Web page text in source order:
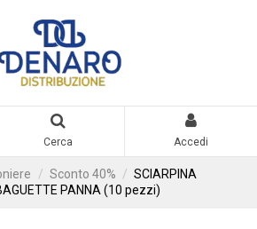
Cerca Accedi
Sconto 40%
SCIARPINA
PANNA (10 pezzi)